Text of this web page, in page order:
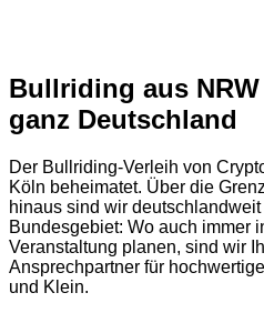
Bullriding aus
ganz Deutschland
Der Bullriding-Verleih von
Köln beheimatet. Über die
hinaus sind wir
Bundesgebiet: Wo auch immer
Veranstaltung planen, sind wir
Ansprechpartner für
und Klein.